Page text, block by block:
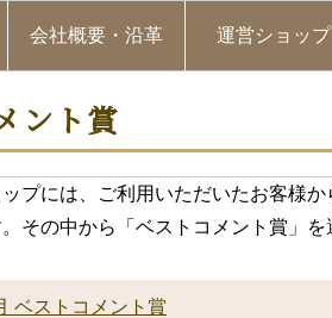
会社概要・沿革 運営ショップ
ント賞
プには、ご利用いただいたお客様
その中から「ベストコメント賞」
ベストコメント賞